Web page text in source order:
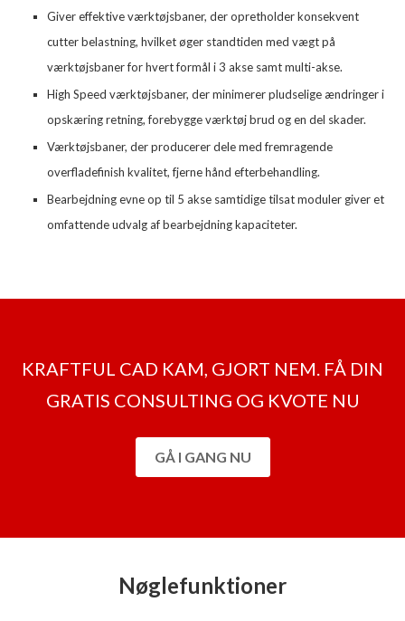
Giver effektive værktøjsbaner, der opretholder konsekvent
cutter belastning, hvilket øger standtiden med vægt på
værktøjsbaner for hvert formål i 3 akse samt multi-akse.
High Speed værktøjsbaner, der minimerer pludselige ændringer i
opskæring retning, forebygge værktøj brud og en del skader.
Værktøjsbaner, der producerer dele med fremragende
overfladefinish kvalitet, fjerne hånd efterbehandling.
Bearbejdning evne op til 5 akse samtidige tilsat moduler giver et
omfattende udvalg af bearbejdning kapaciteter.
KRAFTFUL CAD KAM, GJORT NEM. FÅ DIN
GRATIS CONSULTING OG KVOTE NU
GÅ I GANG NU
Nøglefunktioner